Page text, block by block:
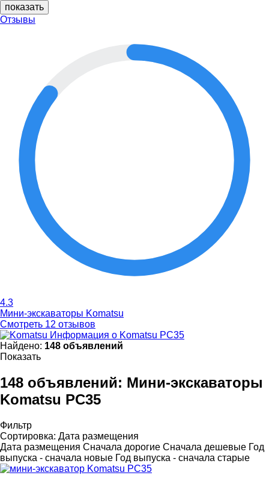
показать
Отзывы
4.3
Мини-экскаваторы Komatsu
Смотреть 12 отзывов
Информация о Komatsu PC35
Найдено: 148 объявлений
Показать
148 объявлений: Мини-экскаваторы
Komatsu PC35
Фильтр
Сортировка: Дата размещения
Дата размещения Сначала дорогие Сначала дешевые Год
выпуска - сначала новые Год выпуска - сначала старые